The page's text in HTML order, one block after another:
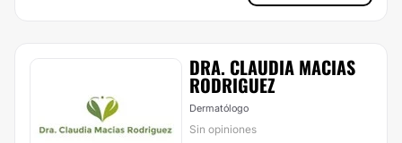
DRA. CLAUDIA MACIAS
RODRIGUEZ
Dermatólogo
Sin opiniones